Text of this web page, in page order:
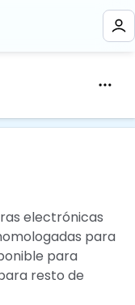
electrónicas
para
para
resto de